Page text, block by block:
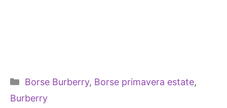
Categorie
Borse Burberry, Borse primavera estate,
Burberry